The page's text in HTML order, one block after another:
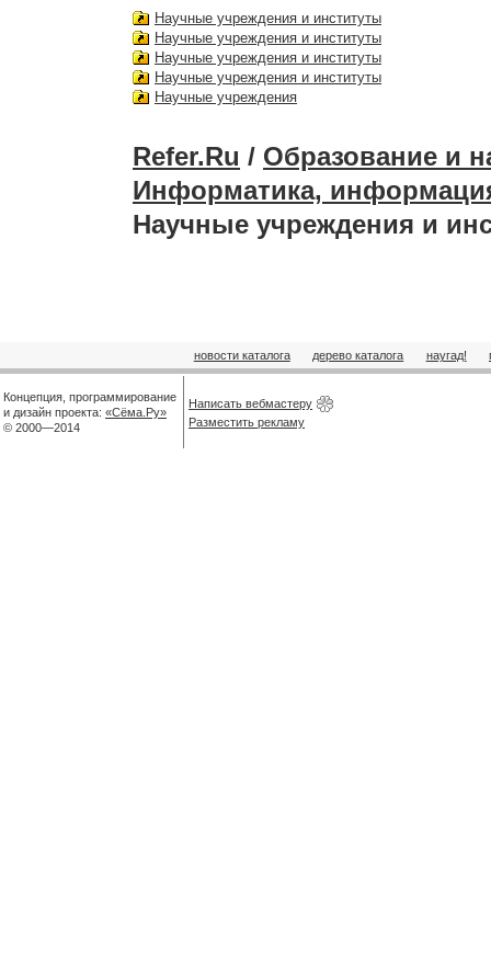
Научные учреждения и институты
Научные учреждения и институты
Научные учреждения и институты
Научные учреждения и институты
Научные учреждения
Refer.Ru / Образование и
Информатика,
Научные учреждения и
новости каталога дерево каталога наугад!
Концепция, программирование
и дизайн проекта: «Сёма.Ру»
© 2000—2014
Написать вебмастеру
Разместить рекламу